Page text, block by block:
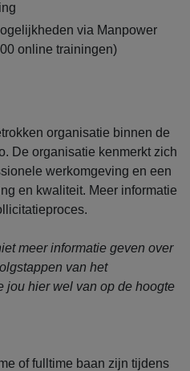
via Manpower
online trainingen)
organisatie binnen de
De organisatie kenmerkt zich
werkomgeving en een
en kwaliteit. Meer informatie
meer informatie geven over
van het
jou hier wel van op de hoogte
of fulltime baan zijn tijdens